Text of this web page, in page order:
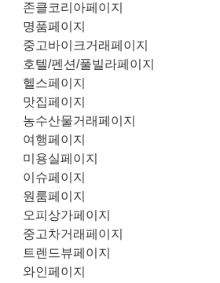
존클코리아페이지
명품페이지
중고바이크거래페이지
호텔/펜션/풀빌라페이지
헬스페이지
맛집페이지
농수산물거래페이지
여행페이지
미용실페이지
이슈페이지
원룸페이지
오피상가페이지
중고차거래페이지
트렌드뷰페이지
와인페이지